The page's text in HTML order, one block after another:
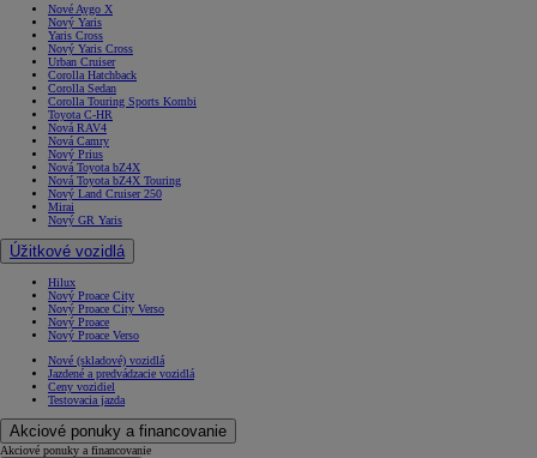
Nové Aygo X
Nový Yaris
Yaris Cross
Nový Yaris Cross
Urban Cruiser
Corolla Hatchback
Corolla Sedan
Corolla Touring Sports Kombi
Toyota C-HR
Nová RAV4
Nová Camry
Nový Prius
Nová Toyota bZ4X
Nová Toyota bZ4X Touring
Nový Land Cruiser 250
Mirai
Nový GR Yaris
Úžitkové vozidlá
Hilux
Nový Proace City
Nový Proace City Verso
Nový Proace
Nový Proace Verso
Nové (skladové) vozidlá
Jazdené a predvádzacie vozidlá
Ceny vozidiel
Testovacia jazda
Akciové ponuky a financovanie
Akciové ponuky a financovanie